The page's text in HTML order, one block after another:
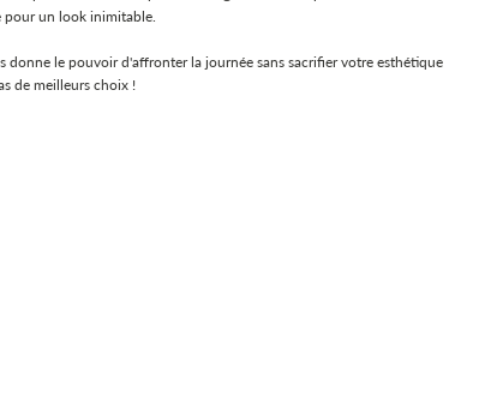
pour un look inimitable.
donne le pouvoir d'affronter la journée sans sacrifier votre esthétique
de meilleurs choix !